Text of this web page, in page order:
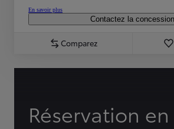
En savoir plus
Contactez la concession
Comparez
Réservation